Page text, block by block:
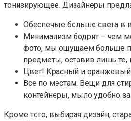
тонизирующее. Дизайнеры
Обеспечьте больше света в
Минимализм бодрит – чем
фото, мы ощущаем больше
предметы, оставив лишь те,
Цвет! Красный и
Все по местам. Вещи для
контейнеры, мыло удобно
Кроме того, выбирая дизайн,